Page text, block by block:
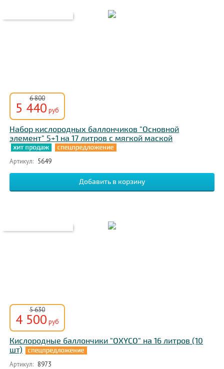
6 800
5 440 руб
Набор кислородных баллончиков "Основной
элемент" 5+1 на 17 литров с мягкой маской
Артикул: 5649
5 630
4 500 руб
Кислородные баллончики "OXYCO" на 16 литров (10
шт)
Артикул: 8973